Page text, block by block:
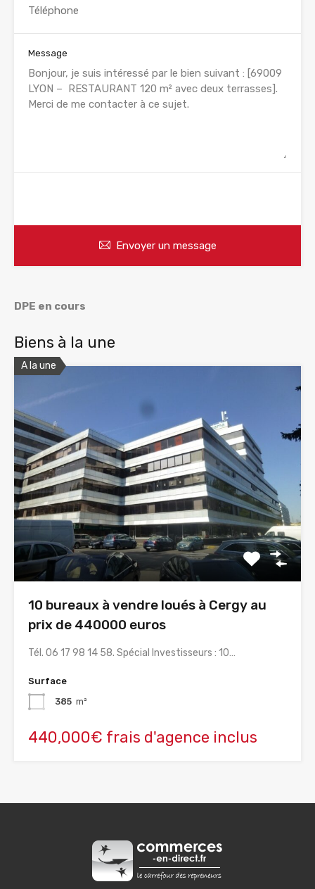
Message
Envoyer un message
DPE en cours
Biens à la une
A la une
10 bureaux à vendre loués à Cergy au
prix de 440000 euros
Tél. 06 17 98 14 58. Spécial Investisseurs : 10…
Surface
385 m²
440,000€ frais d'agence inclus